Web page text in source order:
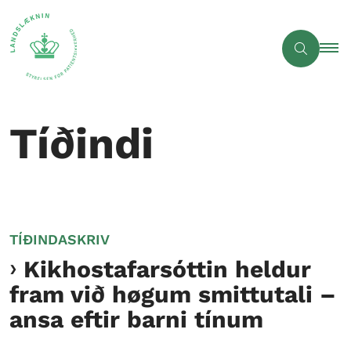
Tíðindi
TÍÐINDASKRIV
Kikhostafarsóttin heldur
fram við høgum smittutali –
ansa eftir barni tínum